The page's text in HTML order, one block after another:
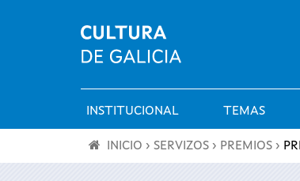
Menú
principal
INSTITUCIONAL TEMAS
INICIO › SERVIZOS › PREMIOS ›